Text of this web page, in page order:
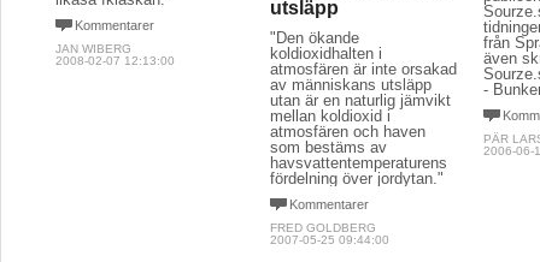
Kommentarer
JAN WIBERG
2008-02-07 12:13:00
utsläpp
"Den ökande
koldioxidhalten i
atmosfären är inte orsakad
av människans utsläpp
utan är en naturlig jämvikt
mellan koldioxid i
atmosfären och haven
som bestäms av
havsvattentemperaturens
fördelning över jordytan."
Kommentarer
FRED GOLDBERG
2007-05-25 09:44:00
från
även
-
PÄR
2006-06-